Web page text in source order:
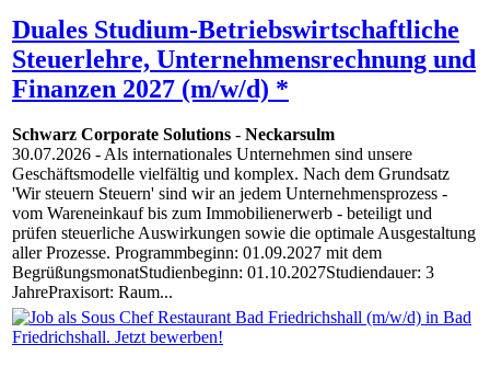
Duales Studium-Betriebswirtschaftliche
Steuerlehre, Unternehmensrechnung und
Finanzen 2027 (m/w/d) *
Schwarz Corporate Solutions - Neckarsulm
30.07.2026 - Als internationales Unternehmen sind unsere
Geschäftsmodelle vielfältig und komplex. Nach dem Grundsatz
'Wir steuern Steuern' sind wir an jedem Unternehmensprozess -
vom Wareneinkauf bis zum Immobilienerwerb - beteiligt und
prüfen steuerliche Auswirkungen sowie die optimale Ausgestaltung
aller Prozesse. Programmbeginn: 01.09.2027 mit dem
BegrüßungsmonatStudienbeginn: 01.10.2027Studiendauer: 3
JahrePraxisort: Raum...